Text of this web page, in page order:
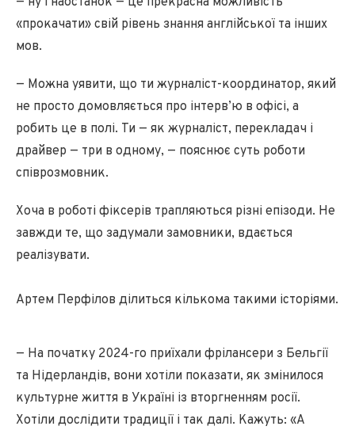
«прокачати» свій рівень знання англійської та інших
мов.
— Можна уявити, що ти журналіст-координатор, який
не просто домовляється про інтерв’ю в офісі, а
робить це в полі. Ти — як журналіст, перекладач і
драйвер — три в одному, — пояснює суть роботи
співрозмовник.
Хоча в роботі фіксерів трапляються різні епізоди. Не
завжди те, що задумали замовники, вдається
реалізувати.
Артем Перфілов ділиться кількома такими історіями.
— На початку 2024-го приїхали фрілансери з Бельгії
та Нідерландів, вони хотіли показати, як змінилося
культурне життя в Україні із вторгненням росії.
Хотіли дослідити традиції і так далі. Кажуть: «А